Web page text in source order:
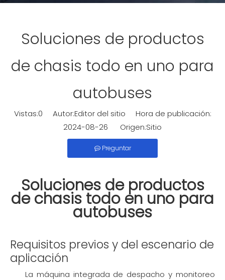
Soluciones de productos
de chasis todo en uno para
autobuses
Vistas:0 Autor:Editor del sitio Hora de publicación:
2024-08-26 Origen:Sitio
Preguntar
Soluciones de productos
de chasis todo en uno para
autobuses
Requisitos previos y del escenario de
aplicación
La máquina integrada de despacho y monitoreo